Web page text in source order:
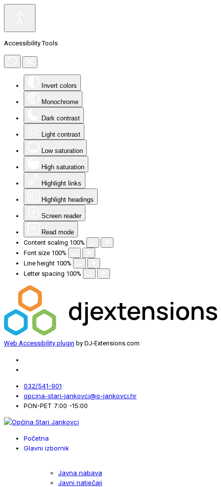
Accessibility Tools
Invert colors
Monochrome
Dark contrast
Light contrast
Low saturation
High saturation
Highlight links
Highlight headings
Screen reader
Read mode
Content scaling 100%
Font size 100%
Line height 100%
Letter spacing 100%
Web Accessibility plugin by DJ-Extensions.com
032/541-901
opcina-stari-jankovci@o-jankovci.hr
PON-PET 7:00 -15:00
Početna
Glavni izbornik
Javna nabava
Javni natječaji